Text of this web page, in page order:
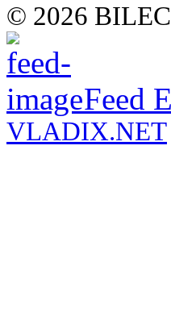
© 2026
Feed
VLADIX.NET